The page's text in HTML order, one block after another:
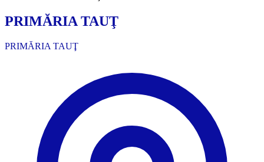
PRIMĂRIA TAUŢ
PRIMĂRIA TAUŢ